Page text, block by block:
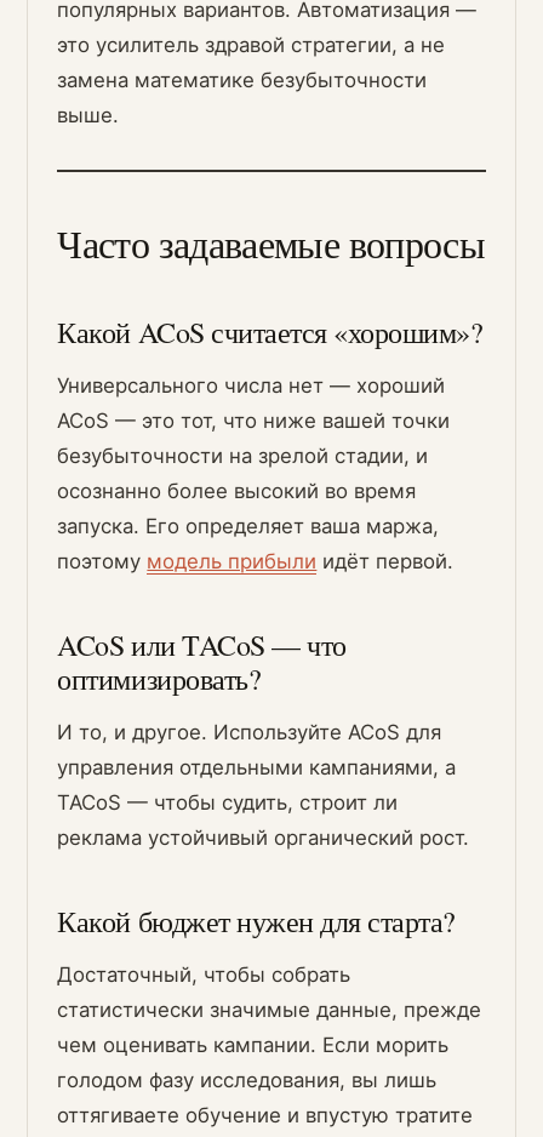
популярных вариантов. Автоматизация —
это усилитель здравой стратегии, а не
замена математике безубыточности
выше.
Часто задаваемые вопросы
Какой ACoS считается «хорошим»?
Универсального числа нет — хороший
ACoS — это тот, что ниже вашей точки
безубыточности на зрелой стадии, и
осознанно более высокий во время
запуска. Его определяет ваша маржа,
поэтому модель прибыли идёт первой.
ACoS или TACoS — что
оптимизировать?
И то, и другое. Используйте ACoS для
управления отдельными кампаниями, а
TACoS — чтобы судить, строит ли
реклама устойчивый органический рост.
Какой бюджет нужен для старта?
Достаточный, чтобы собрать
статистически значимые данные, прежде
чем оценивать кампании. Если морить
голодом фазу исследования, вы лишь
оттягиваете обучение и впустую тратите